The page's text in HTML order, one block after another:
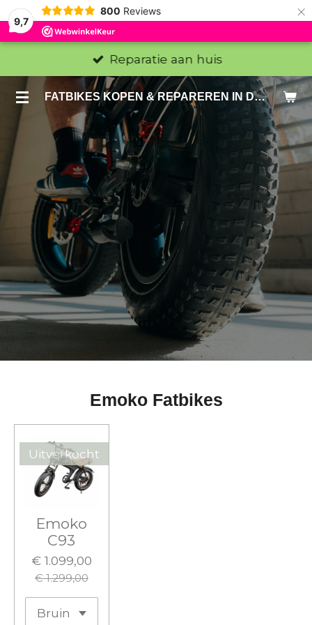
9,7
800 Reviews ×
FATBIKES KOPEN & REPAREREN IN DEN HAAG EN ZOETERMEER - SACHE BIKES
Reparatie aan huis
Emoko Fatbikes
Uitverkocht
Emoko
C93
€ 1.099,00
€ 1.299,00